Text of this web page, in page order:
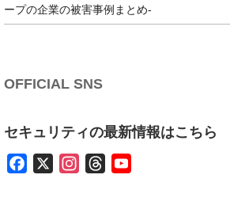
ープの企業の被害事例まとめ-
OFFICIAL SNS
セキュリティの最新情報はこちら